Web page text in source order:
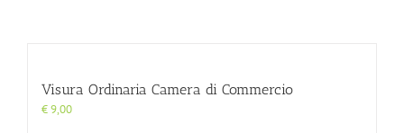
Visura Ordinaria Camera di Commercio
€9,00